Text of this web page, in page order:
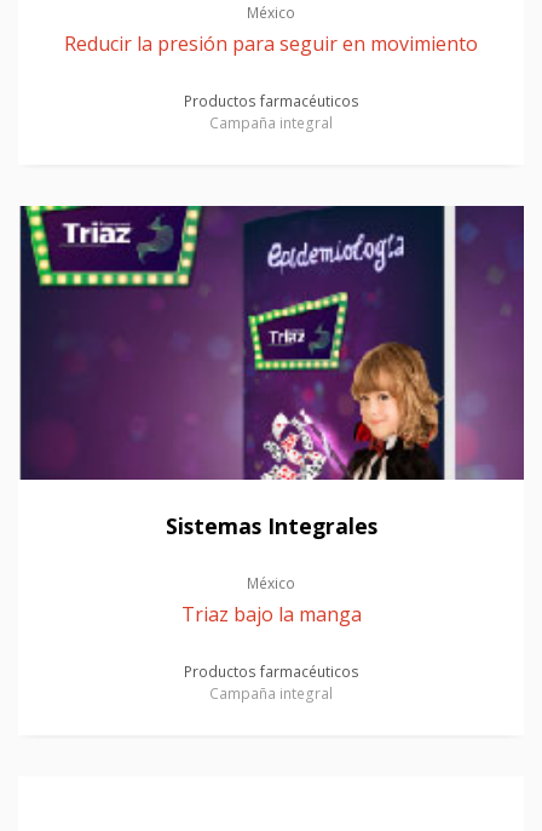
México
Reducir la presión para seguir en movimiento
Productos farmacéuticos
Campaña integral
Sistemas Integrales
México
Triaz bajo la manga
Productos farmacéuticos
Campaña integral